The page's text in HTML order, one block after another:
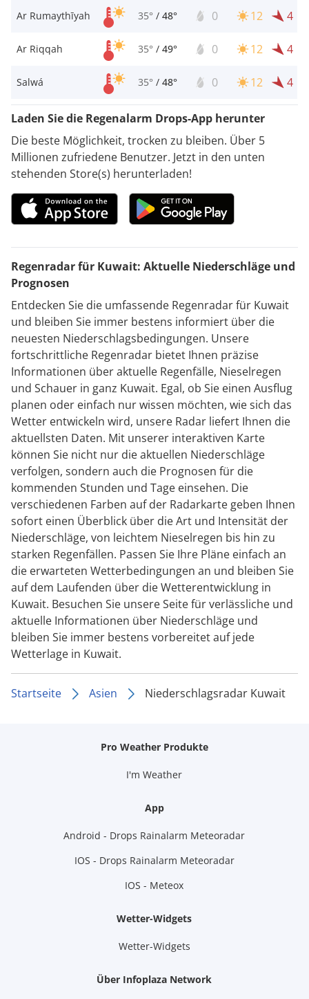
Ar Rumaythīyah 35° / 48° 0 12 4
Ar Riqqah 35° / 49° 0 12 4
Salwá 35° / 48° 0 12 4
Laden Sie die Regenalarm Drops-App herunter
Die beste Möglichkeit, trocken zu bleiben. Über 5
Millionen zufriedene Benutzer. Jetzt in den unten
stehenden Store(s) herunterladen!
Regenradar für Kuwait: Aktuelle Niederschläge und
Prognosen
Entdecken Sie die umfassende Regenradar für Kuwait
und bleiben Sie immer bestens informiert über die
neuesten Niederschlagsbedingungen. Unsere
fortschrittliche Regenradar bietet Ihnen präzise
Informationen über aktuelle Regenfälle, Nieselregen
und Schauer in ganz Kuwait. Egal, ob Sie einen Ausflug
planen oder einfach nur wissen möchten, wie sich das
Wetter entwickeln wird, unsere Radar liefert Ihnen die
aktuellsten Daten. Mit unserer interaktiven Karte
können Sie nicht nur die aktuellen Niederschläge
verfolgen, sondern auch die Prognosen für die
kommenden Stunden und Tage einsehen. Die
verschiedenen Farben auf der Radarkarte geben Ihnen
sofort einen Überblick über die Art und Intensität der
Niederschläge, von leichtem Nieselregen bis hin zu
starken Regenfällen. Passen Sie Ihre Pläne einfach an
die erwarteten Wetterbedingungen an und bleiben Sie
auf dem Laufenden über die Wetterentwicklung in
Kuwait. Besuchen Sie unsere Seite für verlässliche und
aktuelle Informationen über Niederschläge und
bleiben Sie immer bestens vorbereitet auf jede
Wetterlage in Kuwait.
Startseite Asien Niederschlagsradar Kuwait
Pro Weather Produkte
I'm Weather
App
Android - Drops Rainalarm Meteoradar
IOS - Drops Rainalarm Meteoradar
IOS - Meteox
Wetter-Widgets
Wetter-Widgets
Über Infoplaza Network